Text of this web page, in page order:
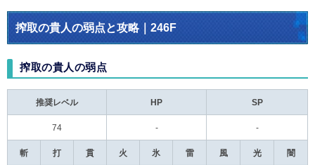
搾取の貴人の弱点と攻略｜246F
搾取の貴人の弱点
推奨レベル HP SP
74 - -
斬 打 貫 火 氷 雷 風 光 闇